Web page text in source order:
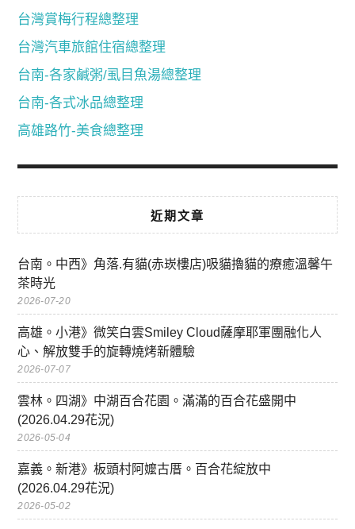
台灣賞梅行程總整理
台灣汽車旅館住宿總整理
台南-各家鹹粥/虱目魚湯總整理
台南-各式冰品總整理
高雄路竹-美食總整理
近期文章
台南。中西》角落.有貓(赤崁樓店)吸貓擼貓的療癒溫馨午
茶時光
2026-07-20
高雄。小港》微笑白雲Smiley Cloud薩摩耶軍團融化人
心、解放雙手的旋轉燒烤新體驗
2026-07-07
雲林。四湖》中湖百合花園。滿滿的百合花盛開中
(2026.04.29花況)
2026-05-04
嘉義。新港》板頭村阿嬤古厝。百合花綻放中
(2026.04.29花況)
2026-05-02